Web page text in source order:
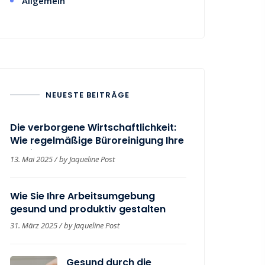
NEUESTE BEITRÄGE
Die verborgene Wirtschaftlichkeit:
Wie regelmäßige Büroreinigung Ihre
Betriebskosten senken kann
13. Mai 2025 / by Jaqueline Post
Wie Sie Ihre Arbeitsumgebung
gesund und produktiv gestalten
31. März 2025 / by Jaqueline Post
Gesund durch die